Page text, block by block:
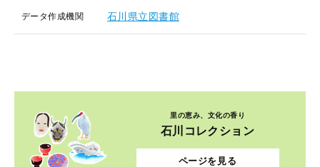
データ作成機関 石川県立図書館
里の恵み、文化の香り
石川コレクション
ページを見る